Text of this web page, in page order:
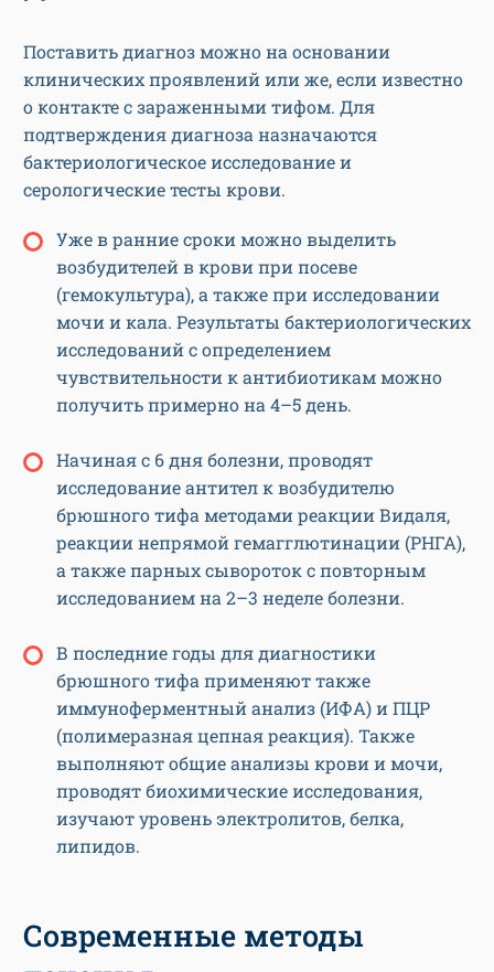
Поставить диагноз можно на основании
клинических проявлений или же, если известно
о контакте с зараженными тифом. Для
подтверждения диагноза назначаются
бактериологическое исследование и
серологические тесты крови.
Уже в ранние сроки можно выделить
возбудителей в крови при посеве
(гемокультура), а также при исследовании
мочи и кала. Результаты бактериологических
исследований с определением
чувствительности к антибиотикам можно
получить примерно на 4–5 день.
Начиная с 6 дня болезни, проводят
исследование антител к возбудителю
брюшного тифа методами реакции Видаля,
реакции непрямой гемагглютинации (РНГА),
а также парных сывороток с повторным
исследованием на 2–3 неделе болезни.
В последние годы для диагностики
брюшного тифа применяют также
иммуноферментный анализ (ИФА) и ПЦР
(полимеразная цепная реакция). Также
выполняют общие анализы крови и мочи,
проводят биохимические исследования,
изучают уровень электролитов, белка,
липидов.
Современные методы